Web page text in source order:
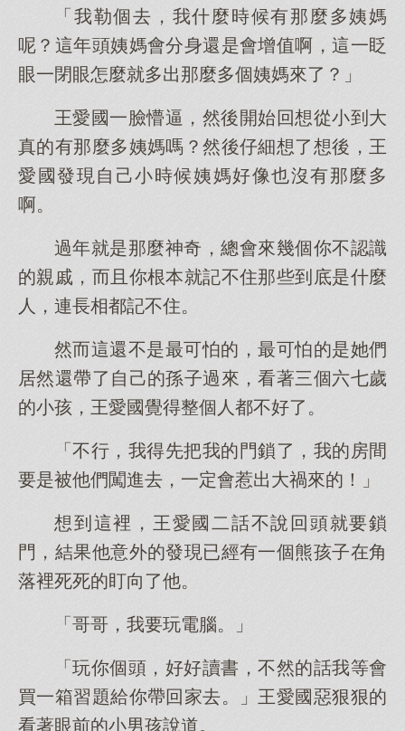
「我勒個去，我什麼時候有那麼多姨媽
呢？這年頭姨媽會分身還是會增值啊，這一眨
眼一閉眼怎麼就多出那麼多個姨媽來了？」
王愛國一臉懵逼，然後開始回想從小到大
真的有那麼多姨媽嗎？然後仔細想了想後，王
愛國發現自己小時候姨媽好像也沒有那麼多
啊。
過年就是那麼神奇，總會來幾個你不認識
的親戚，而且你根本就記不住那些到底是什麼
人，連長相都記不住。
然而這還不是最可怕的，最可怕的是她們
居然還帶了自己的孫子過來，看著三個六七歲
的小孩，王愛國覺得整個人都不好了。
「不行，我得先把我的門鎖了，我的房間
要是被他們闖進去，一定會惹出大禍來的！」
想到這裡，王愛國二話不說回頭就要鎖
門，結果他意外的發現已經有一個熊孩子在角
落裡死死的盯向了他。
「哥哥，我要玩電腦。」
「玩你個頭，好好讀書，不然的話我等會
買一箱習題給你帶回家去。」王愛國惡狠狠的
看著眼前的小男孩說道。